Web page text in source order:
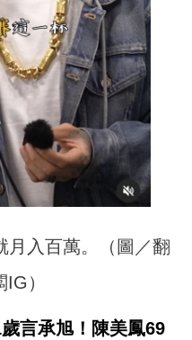
入百萬。（圖／翻
）
言承旭！陳美鳳69